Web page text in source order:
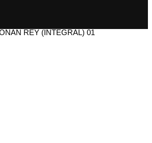
REY (INTEGRAL) 01